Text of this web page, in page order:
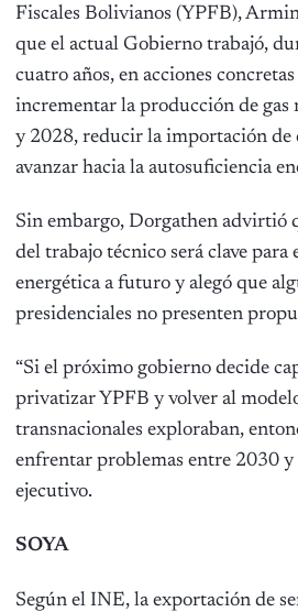
Fiscales Bolivianos (YPFB),
que el actual Gobierno trabajó,
cuatro años, en acciones
incrementar la producción de
y 2028, reducir la importación de
avanzar hacia la autosuficiencia
Sin embargo, Dorgathen advirtió
del trabajo técnico será clave para
energética a futuro y alegó que
presidenciales no presenten
“Si el próximo gobierno decide
privatizar YPFB y volver al
transnacionales exploraban,
enfrentar problemas entre 2030
ejecutivo.
SOYA
Según el INE, la exportación de